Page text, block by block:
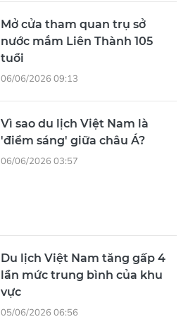
Mở cửa tham quan trụ sở
nước mắm Liên Thành 105
tuổi
06/06/2026 09:13
Vì sao du lịch Việt Nam là
'điểm sáng' giữa châu Á?
06/06/2026 03:57
lần mức trung bình của khu
vực
05/06/2026 06:56